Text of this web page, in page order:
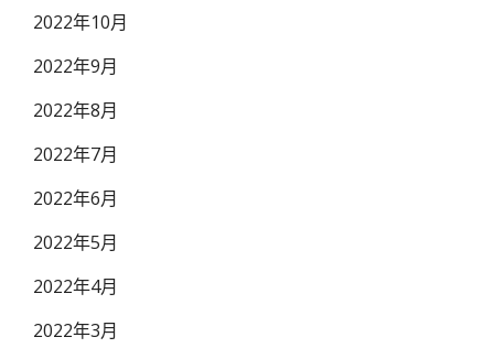
2022年10月
2022年9月
2022年8月
2022年7月
2022年6月
2022年5月
2022年4月
2022年3月